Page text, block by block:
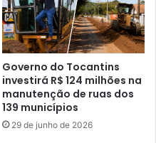
Governo do Tocantins
investirá R$ 124 milhões na
manutenção de ruas dos
139 municípios
29 de junho de 2026